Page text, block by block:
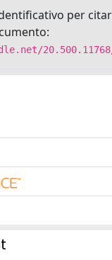
per